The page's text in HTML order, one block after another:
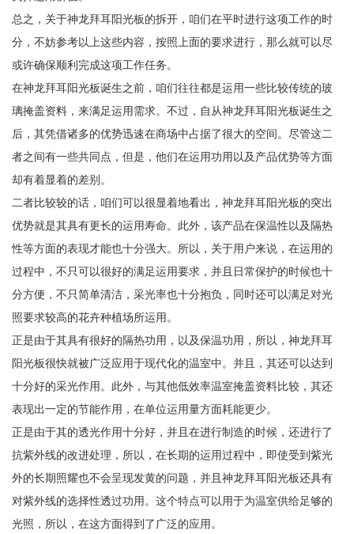
总之，关于神龙拜耳阳光板的拆开，咱们在平时进行这项工作的时
分，不妨参考以上这些内容，按照上面的要求进行，那么就可以尽
或许确保顺利完成这项工作任务。
在神龙拜耳阳光板诞生之前，咱们往往都是运用一些比较传统的玻
璃掩盖资料，来满足运用需求。不过，自从神龙拜耳阳光板诞生之
后，其凭借诸多的优势迅速在商场中占据了很大的空间。尽管这二
者之间有一些共同点，但是，他们在运用功用以及产品优势等方面
却有着显着的差别。
二者比较较的话，咱们可以很显着地看出，神龙拜耳阳光板的突出
优势就是其具有更长的运用寿命。此外，该产品在保温性以及隔热
性等方面的表现才能也十分强大。所以，关于用户来说，在运用的
过程中，不只可以很好的满足运用要求，并且日常保护的时候也十
分方便，不只简单清洁，采光率也十分抱负，同时还可以满足对光
照要求较高的花卉种植场所运用。
正是由于其具有很好的隔热功用，以及保温功用，所以，神龙拜耳
阳光板很快就被广泛应用于现代化的温室中。并且，其还可以达到
十分好的采光作用。此外，与其他低效率温室掩盖资料比较，其还
表现出一定的节能作用，在单位运用量方面耗能更少。
正是由于其的透光作用十分好，并且在进行制造的时候，还进行了
抗紫外线的改进处理，所以，在长期的运用过程中，即使受到紫光
外的长期照耀也不会呈现发黄的问题，并且神龙拜耳阳光板还具有
对紫外线的选择性透过功用。这个特点可以用于为温室供给足够的
光照，所以，在这方面得到了广泛的应用。